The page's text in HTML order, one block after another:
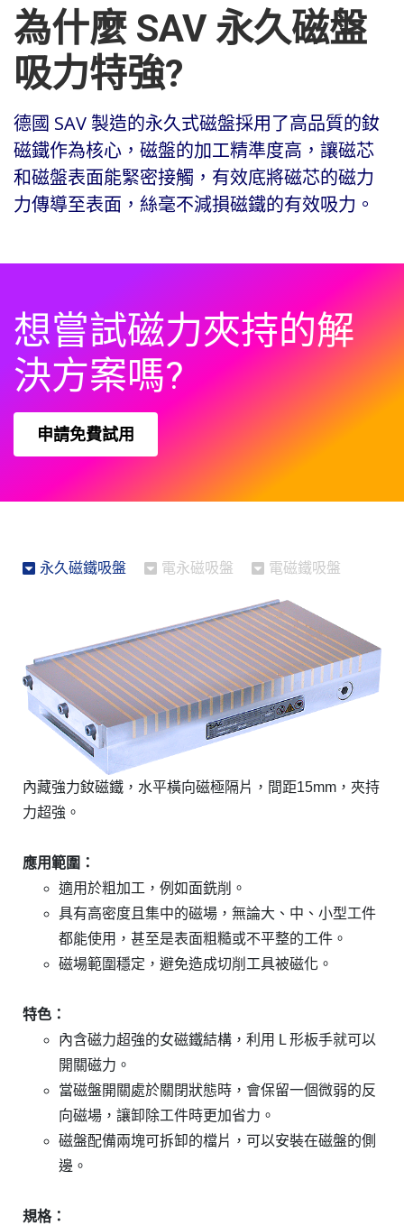
為什麼 SAV 永久磁盤
吸力特強?
德國 SAV 製造的永久式磁盤採用了高品質的釹
磁鐵作為核心，磁盤的加工精準度高，讓磁芯
和磁盤表面能緊密接觸，有效底將磁芯的磁力
力傳導至表面，絲毫不減損磁鐵的有效吸力。
想嘗試磁力夾持的解
決方案嗎?
申請免費試用
永久磁鐵吸盤 電永磁吸盤 電磁鐵吸盤
內藏強力釹磁鐵，水平橫向磁極隔片，間距15mm，夾持
力超強。
應用範圍：
適用於粗加工，例如面銑削。
具有高密度且集中的磁場，無論大、中、小型工件
都能使用，甚至是表面粗糙或不平整的工件。
磁場範圍穩定，避免造成切削工具被磁化。
特色：
內含磁力超強的女磁鐵結構，利用 L 形板手就可以
開關磁力。
當磁盤開關處於關閉狀態時，會保留一個微弱的反
向磁場，讓卸除工件時更加省力。
磁盤配備兩塊可拆卸的檔片，可以安裝在磁盤的側
邊。
規格：